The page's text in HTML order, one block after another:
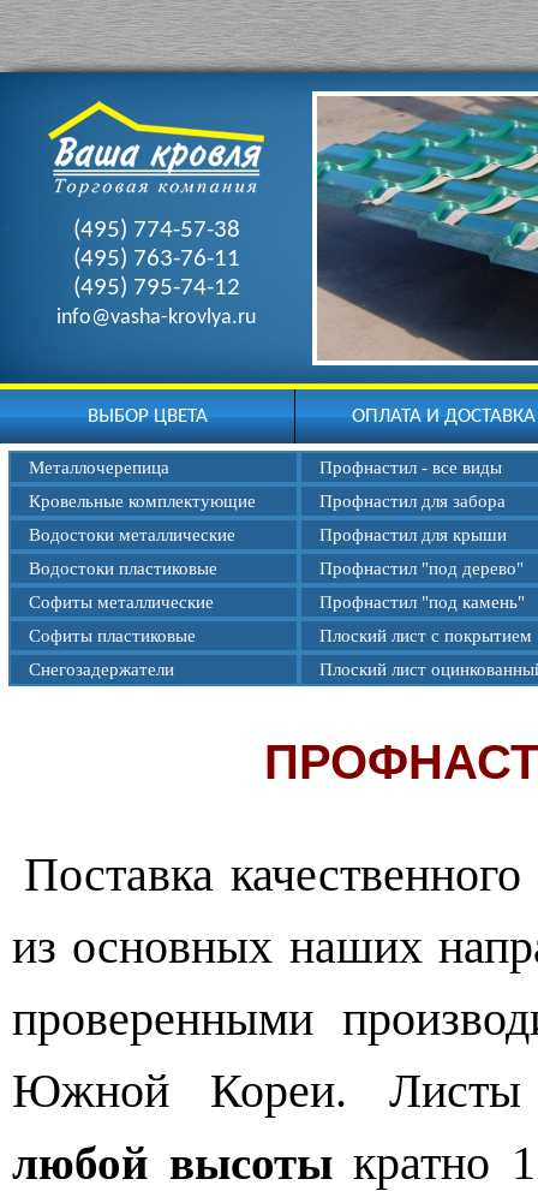
(495) 774-57-38
(495) 763-76-11
(495) 795-74-12
info@vasha-krovlya.ru
ВЫБОР ЦВЕТА ОПЛАТА И ДОСТАВКА
Металлочерепица
Кровельные комплектующие
Водостоки металлические
Водостоки пластиковые
Софиты металлические
Софиты пластиковые
Снегозадержатели
Профнастил - все виды
Профнастил для забора
Профнастил для крыши
Профнастил "под дерево"
Профнастил "под камень"
Плоский лист с покрытием
Плоский лист
Поставка
из основных наших
проверенными
Южной Кореи. Листы
любой высотыкратно